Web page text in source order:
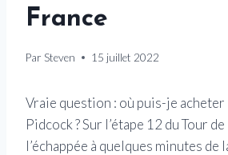
France
Par Steven 15 juillet 2022
Vraie question : où puis-je acheter
Pidcock ? Sur l’étape 12 du Tour
l’échappée à quelques minutes de